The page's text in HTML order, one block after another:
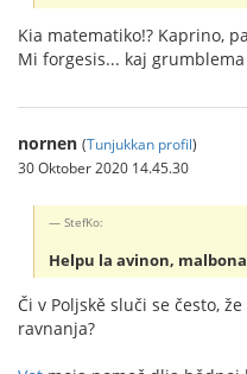
Kia matematiko!? Kaprino,
Mi forgesis... kaj grumblema
nornen (Tunjukkan profil)
30 Oktober 2020 14.45.30
StefKo:
Helpu la avinon,
Či v Poljskě sluči se često,
ravnanja?